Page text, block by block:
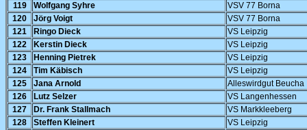
119
Wolfgang Syhre
VSV 77 Borna
120
Jörg Voigt
VSV 77 Borna
121
Ringo Dieck
VS Leipzig
122
Kerstin Dieck
VS Leipzig
123
Henning Pietrek
VS Leipzig
124
Tim Käbisch
VS Leipzig
125
Jana Arnold
Alleswirdgut Beucha
126
Lutz Selzer
VS Langenhessen
127
Dr. Frank Stallmach
VS Markkleeberg
128
Steffen Kleinert
VS Leipzig